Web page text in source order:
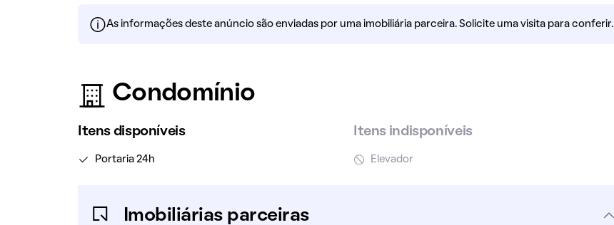
As informações deste anúncio são enviadas por uma imobiliária parceira. Solicite uma visita para conferir.
Condomínio
Itens disponíveis
Portaria 24h
Itens indisponíveis
Elevador
Imobiliárias parceiras